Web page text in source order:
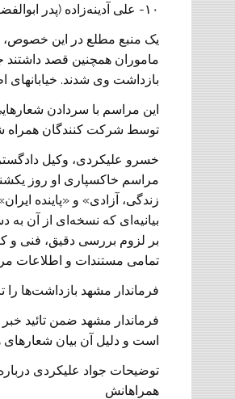
۱۰- علی آدینه‌زاده (پدر ابوالفضل آدینه‌زاده)
یک منبع مطلع در این خصوص،
ماموران همچنین قصد داشتند
بازداشت وی شدند.
این مراسم با سردادن
توسط شرکت کنندگان همراه
زندگی، آزادی» و «پاینده
بیانیه‌ای که نسخه‌ای از آن
بر لزوم بررسی دقیق، فنی و
تمامی مستندات و اطلاعات
فرماندار مشهد بازداشت‌ها را
فرماندار مشهد ضمن تائید
است و دلیل آن بیان شعارهای
توضیحات جواد علیکردی
همراهانش